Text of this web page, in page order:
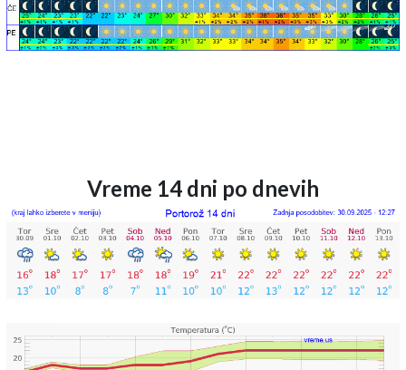
Vreme 14 dni po dnevih